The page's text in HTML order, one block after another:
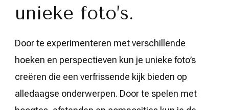
unieke foto’s.
Door te experimenteren met verschillende
hoeken en perspectieven kun je unieke foto’s
creëren die een verfrissende kijk bieden op
alledaagse onderwerpen. Door te spelen met